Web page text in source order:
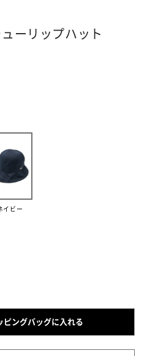
ーリップハット
イビー
ピングバッグに入れる